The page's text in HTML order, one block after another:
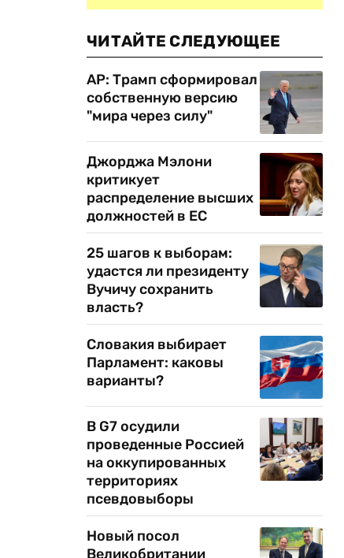
ЧИТАЙТЕ СЛЕДУЮЩЕЕ
AP: Трамп сформировал
собственную версию
"мира через силу"
Джорджа Мэлони
критикует
распределение высших
должностей в ЕС
25 шагов к выборам:
удастся ли президенту
Вучичу сохранить
власть?
Словакия выбирает
Парламент: каковы
варианты?
В G7 осудили
проведенные Россией
на оккупированных
территориях
псевдовыборы
Новый посол
Великобритании